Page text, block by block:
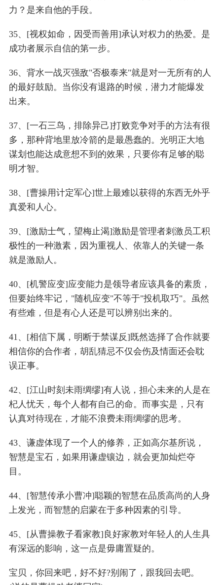
力？是来自他的手段。
35、[视权如命，因受而善用]承认对权力的热爱。是
成功者展示自信的第一步。
36、背水一战灭强敌"否极泰来"就是对一无所有的人
的最好鼓励。当你没有退路的时候，潜力才能爆发
出来。
37、[一石三鸟，排除异己]打败竞争对手的方法有很
多，那种背地里放冷箭的是最愚蠢的。光明正大地
谋划也能达成意想不到的效果，只要你有足够的聪
明才智。
38、[曹操用计定军心]世上最难以获得的东西无外乎
真爱和人心。
39、[激励士气，望梅止渴]激励是管理者刺激员工积
极性的一种激素，因为重视人、依靠人的关键一条
就是激励人。
40、[机警应变]应变能力是领导者应该具备的素质，
但要始终牢记，"随机应变"不等于"投机取巧"。虽然
有些难，但是有心人还是可以辨别出来的。
41、[相信下属，明断于禁谋反]既然选择了合作就要
相信你的合作者，胡乱猜忌不仅会伤及情面还会耽
误正事。
42、[江山时刻未雨绸缪]有人说，担心未来的人是在
杞人忧天，每个人都有自己的命。而事实是，只有
认真对待现在，才能不浪费未雨绸缪的思考。
43、谦虚体现了一个人的修养，正如高尔基所说，
智慧是宝石，如果用谦虚镶边，就会更加灿烂夺
目。
44、[智慧传承小曹冲]聪颖的智慧在品质高尚的人身
上发光，而智慧的启蒙在于多种因素的引导。
45、[从曹操教子看家教]良好家教对年轻人的人生具
有深远的影响，这一点是毋庸置疑的。
宝贝，你回来吧，好不好?别闹了，跟我回去吧。